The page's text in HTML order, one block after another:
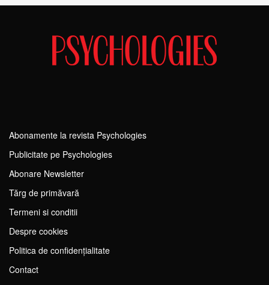
Abonamente la revista Psychologies
Publicitate pe Psychologies
Abonare Newsletter
Tărg de primăvară
Termeni si conditii
Despre cookies
Politica de confidențialitate
Contact